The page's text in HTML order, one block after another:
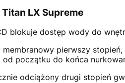
LX Supreme
blokuje dostęp wody do
membranowy pierwszy
od początku do końca
odciążony drugi stopień